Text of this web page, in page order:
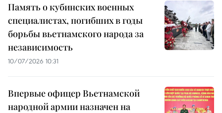
Память о кубинских военных
специалистах, погибших в годы
борьбы вьетнамского народа за
независимость
10/07/2026 10:31
Впервые офицер Вьетнамской
народной армии назначен на